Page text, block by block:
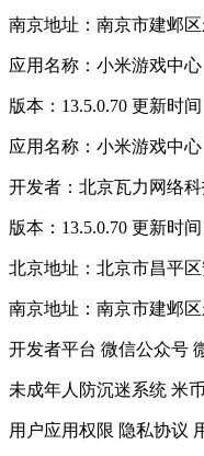
南京地址：南京市建邺
应用名称：小米游戏中心
版本：13.5.0.70 更新时
应用名称：小米游戏中心
开发者：北京瓦力网络
版本：13.5.0.70 更新时
北京地址：北京市昌平
南京地址：南京市建邺
开发者平台 微信公众号
未成年人防沉迷系统 米币
用户应用权限 隐私协议